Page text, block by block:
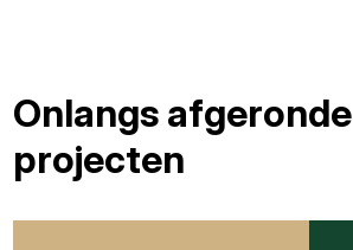
Onlangs afgeronde
projecten